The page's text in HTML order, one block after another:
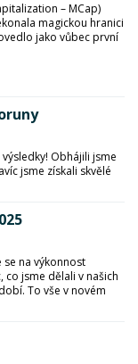
– MCap)
magickou hranici
jako vůbec první
Obhájili jsme
jsme získali skvělé
se na výkonnost
co jsme dělali v našich
To vše v novém